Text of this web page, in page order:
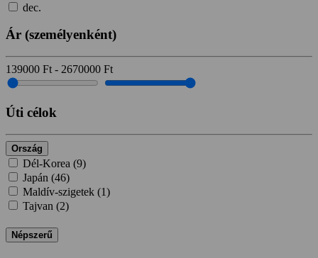
dec.
Ár (személyenként)
139000 Ft - 2670000 Ft
Úti célok
Ország
Dél-Korea (9)
Japán (46)
Maldív-szigetek (1)
Tajvan (2)
Népszerű